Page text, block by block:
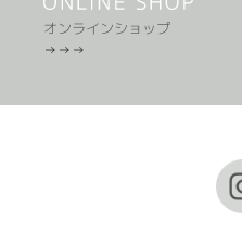
オンラインショップ